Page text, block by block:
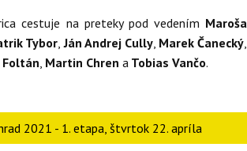
cestuje na preteky pod vedením Maroša
Tybor ,Ján Andrej Cully, Marek Čanecký
Martin Chren a Tobias Vančo.
2021 - 1. etapa, štvrtok 22. apríla